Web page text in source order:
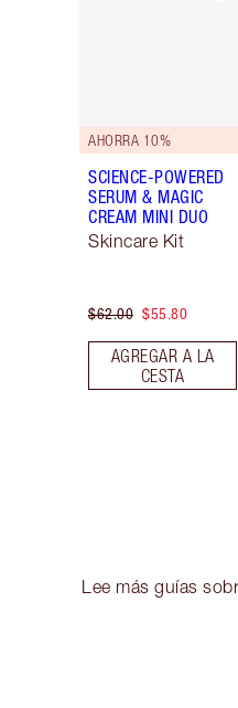
AHORRA 10%
SCIENCE-POWERED
SERUM & MAGIC
CREAM MINI DUO
Skincare Kit
$62.00 $55.80
AGREGAR A LA
CESTA
Lee más guías